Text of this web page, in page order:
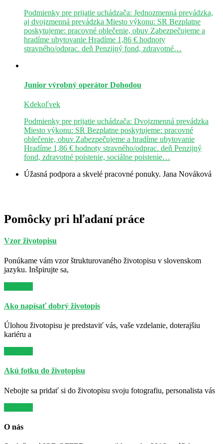
Podmienky pre prijatie uchádzača: Jednozmenná prevádzka,
aj dvojzmenná prevádzka Miesto výkonu: SR Bezplatne
poskytujeme: pracovné oblečenie, obuv Zabezpečujeme a
hradíme ubytovanie Hradíme 1,86 € hodnoty
stravného/odprac. deň Penzijný fond, zdravotné…
Junior výrobný operátor Dohodou
Kdekoľvek
Podmienky pre prijatie uchádzača: Dvojzmenná prevádzka
Miesto výkonu: SR Bezplatne poskytujeme: pracovné
oblečenie, obuv Zabezpečujeme a hradíme ubytovanie
Hradíme 1,86 € hodnoty stravného/odprac. deň Penzijný
fond, zdravotné poistenie, sociálne poistenie…
Úžasná podpora a skvelé pracovné ponuky. Jana Nováková
Pomôcky pri hľadaní práce
Vzor životopisu
Ponúkame vám vzor štrukturovaného životopisu v slovenskom
jazyku. Inšpirujte sa,
Ako napísať dobrý životopis
Úlohou životopisu je predstaviť vás, vaše vzdelanie, doterajšiu
kariéru a
Akú fotku do životopisu
Nebojte sa pridať si do životopisu svoju fotografiu, personalista vás
O nás